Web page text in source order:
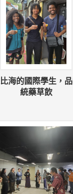
海的國際學生，
統藥草飲